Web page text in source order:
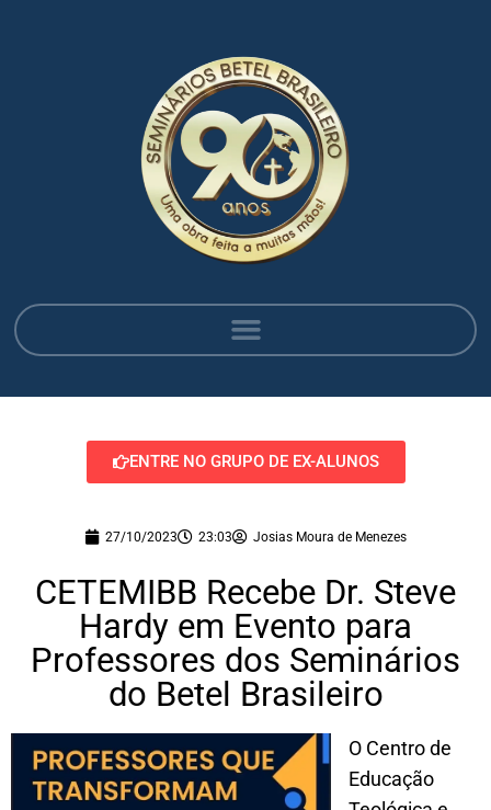
ENTRE NO GRUPO DE EX-ALUNOS
27/10/2023 23:03 Josias Moura de Menezes
CETEMIBB Recebe Dr. Steve
Hardy em Evento para
Professores dos Seminários
do Betel Brasileiro
O Centro de
Educação